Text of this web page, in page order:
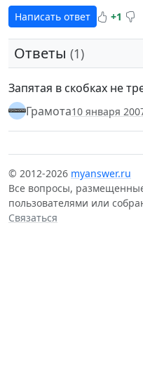
Написать ответ +1
Ответы (1)
Запятая в скобках не
Грамота10 января
© 2012-2026 myanswer.ru
Все вопросы,
пользователями или
Связаться